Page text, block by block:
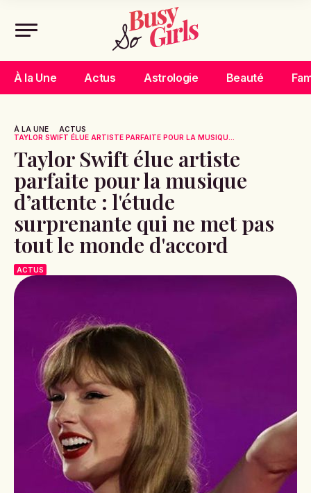
À la Une Actus Astrologie Beauté
À LA UNE
ACTUS
TAYLOR SWIFT ÉLUE ARTISTE PARFAITE POUR LA MUSIQU...
Taylor Swift élue artiste
parfaite pour la musique
d’attente : l'étude
surprenante qui ne met pas
tout le monde d'accord
ACTUS